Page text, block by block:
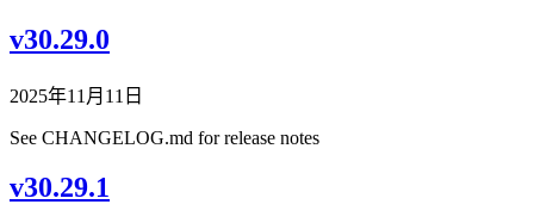
v30.29.0
2025年11月11日
See CHANGELOG.md for release notes
v30.29.1